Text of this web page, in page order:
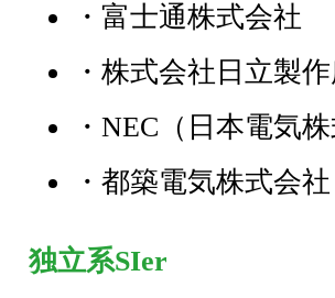
・富士通株式会社
・株式会社日立製
・NEC（日本電気株
・都築電気株式会社
独立系SIer